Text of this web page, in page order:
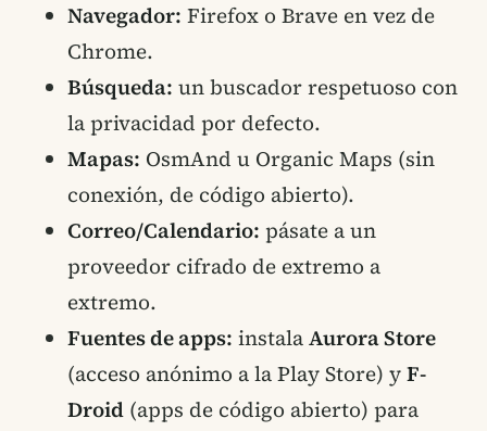
Navegador: Firefox o Brave en vez de
Chrome.
Búsqueda: un buscador respetuoso con
la privacidad por defecto.
Mapas: OsmAnd u Organic Maps (sin
conexión, de código abierto).
Correo/Calendario: pásate a un
proveedor cifrado de extremo a
extremo.
Fuentes de apps: instalaAurora Store
(acceso anónimo a la Play Store) yF-
Droid (apps de código abierto) para